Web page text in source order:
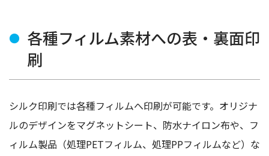
各種フィルム素材への表・裏面印
刷
シルク印刷では各種フィルムへ印刷が可能です。オリジナ
ルのデザインをマグネットシート、防水ナイロン布や、フ
ィルム製品（処理PETフィルム、処理PPフィルムなど）な